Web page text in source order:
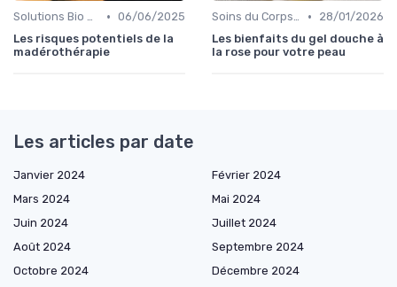
Solutions Bio pour Problèmes de Peau • 06/06/2025
Les risques potentiels de la
madérothérapie
Soins du Corps Bio •
28/01/2026
Les bienfaits du gel douche à
la rose pour votre peau
Les articles par date
Janvier 2024
Février 2024
Mars 2024
Mai 2024
Juin 2024
Juillet 2024
Août 2024
Septembre 2024
Octobre 2024
Décembre 2024